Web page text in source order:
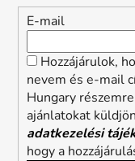
E-mail
Hozzájárulok,
nevem és e-mail
Hungary
ajánlatokat
adatkezelési
hogy a